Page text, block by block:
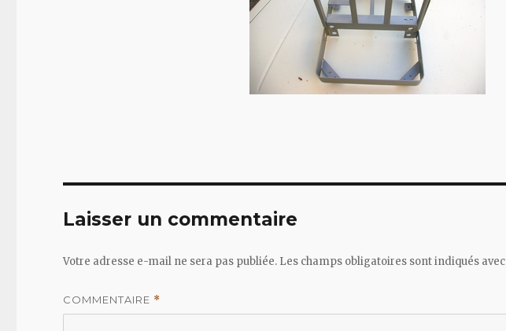
Laisser un commentaire
Votre adresse e-mail ne sera pas publiée. Les champs obligatoires sont indiqués avec
COMMENTAIRE *